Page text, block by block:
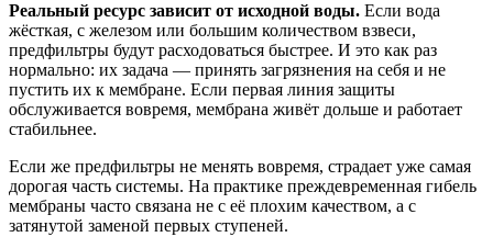
Реальный ресурс зависит от исходной воды. Если вода
жёсткая, с железом или большим количеством взвеси,
предфильтры будут расходоваться быстрее. И это как раз
нормально: их задача — принять загрязнения на себя и не
пустить их к мембране. Если первая линия защиты
обслуживается вовремя, мембрана живёт дольше и работает
стабильнее.
Если же предфильтры не менять вовремя, страдает уже самая
дорогая часть системы. На практике преждевременная гибель
мембраны часто связана не с её плохим качеством, а с
затянутой заменой первых ступеней.